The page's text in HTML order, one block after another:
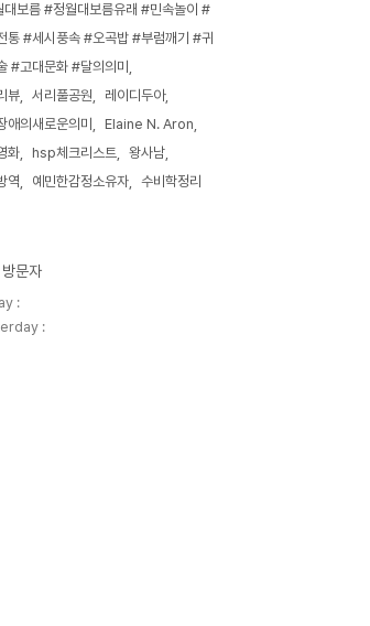
대보름 #정월대보름유래 #민속놀이 #
통 #세시풍속 #오곡밥 #부럼깨기 #귀
#고대문화 #달의의미
뷰
서리풀공원
레이디두아
애의새로운의미
Elaine N. Aron
화
hsp체크리스트
왕사남
역
예민한감정소유자 수비학정리
문자
:
: